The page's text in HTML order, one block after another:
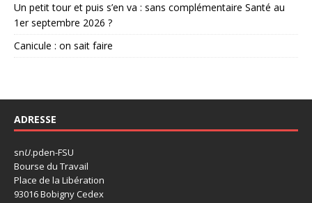
Un petit tour et puis s’en va : sans complémentaire Santé au
1er septembre 2026 ?
Canicule : on sait faire
ADRESSE
snU.pden-FSU
Bourse du Travail
Place de la Libération
93016 Bobigny Cedex